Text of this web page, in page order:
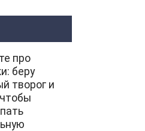
про
беру
творог и